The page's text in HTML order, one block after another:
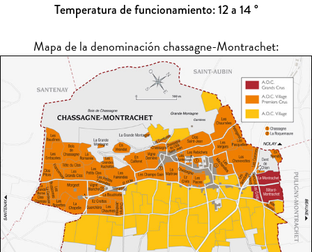
Temperatura de funcionamiento: 12 a 14 °
Mapa de la denominación chassagne-Montrachet: